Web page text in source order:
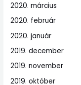
2020. március
2020. február
2020. január
2019. december
2019. november
2019. október